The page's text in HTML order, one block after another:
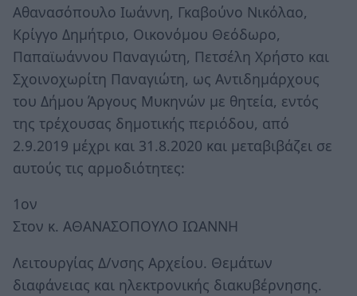
Αθανασόπουλο Ιωάννη, Γκαβούνο Νικόλαο,
Κρίγγο Δημήτριο, Οικονόμου Θεόδωρο,
Παπαϊωάννου Παναγιώτη, Πετσέλη Χρήστο και
Σχοινοχωρίτη Παναγιώτη, ως Αντιδημάρχους
του Δήμου Άργους Μυκηνών με θητεία, εντός
της τρέχουσας δημοτικής περιόδου, από
2.9.2019 μέχρι και 31.8.2020 και μεταβιβάζει σε
αυτούς τις αρμοδιότητες:
1ον
Στον κ. ΑΘΑΝΑΣΟΠΟΥΛΟ ΙΩΑΝΝΗ
Λειτουργίας Δ/νσης Αρχείου. Θεμάτων
διαφάνειας και ηλεκτρονικής διακυβέρνησης.